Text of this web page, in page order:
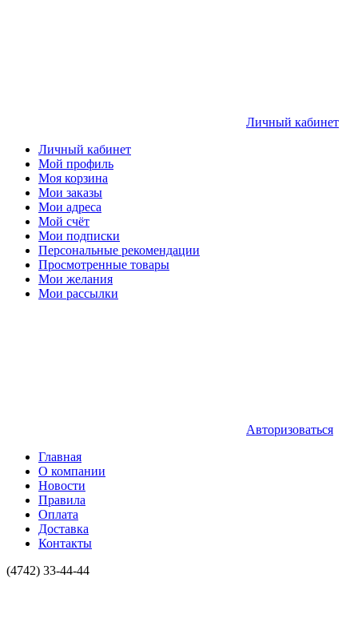
Личный кабинет
Личный кабинет
Мой профиль
Моя корзина
Мои заказы
Мои адреса
Мой счёт
Мои подписки
Персональные рекомендации
Просмотренные товары
Мои желания
Мои рассылки
Авторизоваться
Главная
О компании
Новости
Правила
Оплата
Доставка
Контакты
(4742) 33-44-44